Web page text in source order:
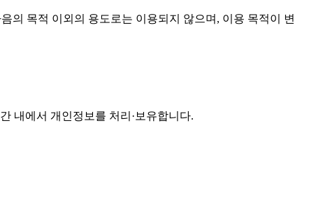
의 목적 이외의 용도로는 이용되지 않으며, 이용 목적이 변
내에서 개인정보를 처리·보유합니다.